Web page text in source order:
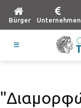
Bürger Unternehmen